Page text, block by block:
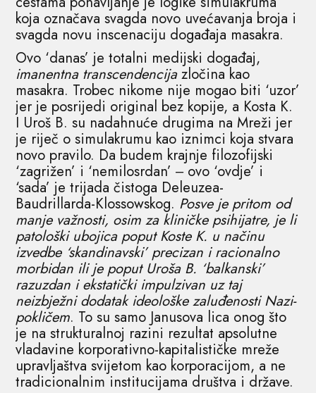
koja označava svagda novo uvećavanja broja i
svagda novu inscenaciju događaja masakra.
Ovo ‘danas’ je totalni medijski događaj,
imanentna transcendencijazločina kao
masakra. Trobec nikome nije mogao biti ‘uzor’
jer je posrijedi original bez kopije, a Kosta K.
I Uroš B. su nadahnuće drugima na Mreži jer
je riječ o simulakrumu kao iznimci koja stvara
novo pravilo. Da budem krajnje filozofijski
‘zagrižen’ i ‘nemilosrdan’ ‒ ovo ‘ovdje’ i
‘sada’ je trijada čistoga Deleuzea-
Baudrillarda-Klossowskog. Posve je pritom od
manje važnosti, osim za kliničke psihijatre, je li
patološki ubojica poput Koste K. u načinu
izvedbe ‘skandinavski’ precizan i racionalno
morbidan ili je poput Uroša B. ‘balkanski’
razuzdan i ekstatički impulzivan uz taj
neizbježni dodatak ideološke zaluđenosti Nazi-
pokličem. To su samo Janusova lica onog što
je na strukturalnoj razini rezultat apsolutne
vladavine korporativno-kapitalističke mreže
upravljaštva svijetom kao korporacijom, a ne
tradicionalnim institucijama društva i države.